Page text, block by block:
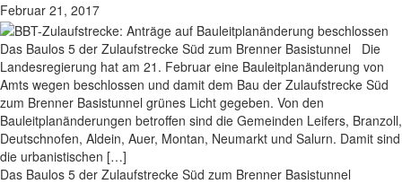
Februar 21, 2017
Das Baulos 5 der Zulaufstrecke Süd zum Brenner Basistunnel Die
Landesregierung hat am 21. Februar eine Bauleitplanänderung von
Amts wegen beschlossen und damit dem Bau der Zulaufstrecke Süd
zum Brenner Basistunnel grünes Licht gegeben. Von den
Bauleitplanänderungen betroffen sind die Gemeinden Leifers, Branzoll,
Deutschnofen, Aldein, Auer, Montan, Neumarkt und Salurn. Damit sind
die urbanistischen […]
Das Baulos 5 der Zulaufstrecke Süd zum Brenner Basistunnel